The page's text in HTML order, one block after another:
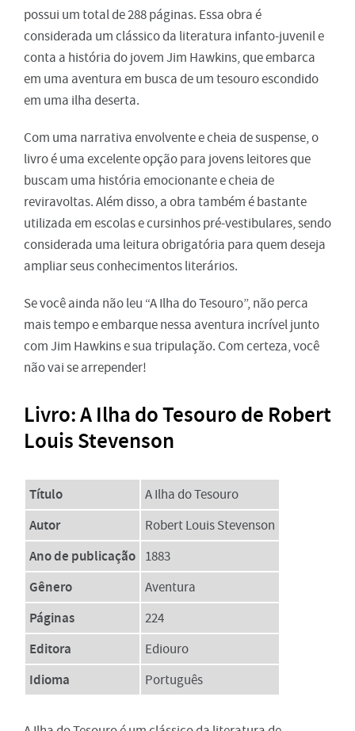
possui um total de 288 páginas. Essa obra é
considerada um clássico da literatura infanto-juvenil e
conta a história do jovem Jim Hawkins, que embarca
em uma aventura em busca de um tesouro escondido
em uma ilha deserta.
Com uma narrativa envolvente e cheia de suspense, o
livro é uma excelente opção para jovens leitores que
buscam uma história emocionante e cheia de
reviravoltas. Além disso, a obra também é bastante
utilizada em escolas e cursinhos pré-vestibulares, sendo
considerada uma leitura obrigatória para quem deseja
ampliar seus conhecimentos literários.
Se você ainda não leu “A Ilha do Tesouro”, não perca
mais tempo e embarque nessa aventura incrível junto
com Jim Hawkins e sua tripulação. Com certeza, você
não vai se arrepender!
Livro: A Ilha do Tesouro de Robert
Louis Stevenson
Título A Ilha do Tesouro
Autor Robert Louis Stevenson
Ano de publicação 1883
Gênero Aventura
Páginas 224
Editora Ediouro
Idioma Português